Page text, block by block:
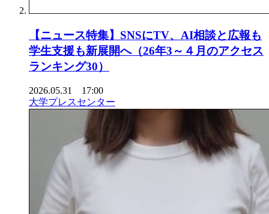
【ニュース特集】SNSにTV、AI相談と広報も
学生支援も新展開へ（26年3～４月のアクセス
ランキング30）
2026.05.31 17:00
大学プレスセンター